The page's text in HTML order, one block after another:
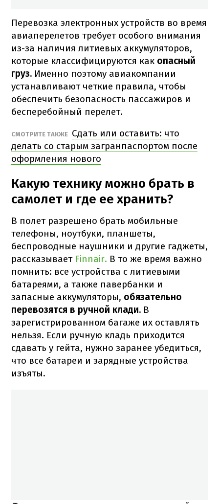
Перевозка электронных устройств во время
авиаперелетов требует особого внимания
из-за наличия литиевых аккумуляторов,
которые классифицируются как опасный
груз. Именно поэтому авиакомпании
устанавливают четкие правила, чтобы
обеспечить безопасность пассажиров и
бесперебойный перелет.
СМОТРИТЕ ТАКЖЕ Сдать или оставить: что
делать со старым загранпаспортом после
оформления нового
Какую технику можно брать в
самолет и где ее хранить?
В полет разрешено брать мобильные
телефоны, ноутбуки, планшеты,
беспроводные наушники и другие гаджеты,
рассказывает Finnair. В то же время важно
помнить: все устройства с литиевыми
батареями, а также павербанки и
запасные аккумуляторы, обязательно
перевозятся в ручной клади. В
зарегистрированном багаже их оставлять
нельзя. Если ручную кладь приходится
сдавать у гейта, нужно заранее убедиться,
что все батареи и зарядные устройства
изъяты.